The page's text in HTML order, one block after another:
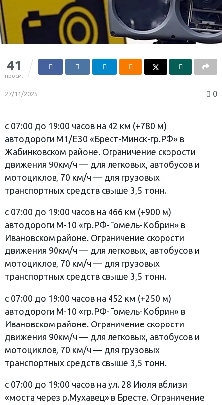
41
просм.
27/11/2025 0
с 07:00 до 19:00 часов на 42 км (+780 м)
автодороги М1/Е30 «Брест-Минск-гр.РФ» в
Жабинковском районе. Ограничение скорости
движения 90км/ч — для легковых, автобусов и
мотоциклов, 70 км/ч — для грузовых
транспортных средств свыше 3,5 тонн.
с 07:00 до 19:00 часов на 466 км (+900 м)
автодороги М-10 «гр.РФ-Гомель-Кобрин» в
Ивановском районе. Ограничение скорости
движения 90км/ч — для легковых, автобусов и
мотоциклов, 70 км/ч — для грузовых
транспортных средств свыше 3,5 тонн.
с 07:00 до 19:00 часов на 452 км (+250 м)
автодороги М-10 «гр.РФ-Гомель-Кобрин» в
Ивановском районе. Ограничение скорости
движения 90км/ч — для легковых, автобусов и
мотоциклов, 70 км/ч — для грузовых
транспортных средств свыше 3,5 тонн.
с 07:00 до 19:00 часов на ул. 28 Июля вблизи
«моста через р.Мухавец» в Бресте. Ограничение